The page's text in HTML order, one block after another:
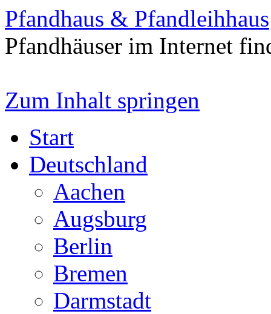
Pfandhaus & Pfandleihhaus
Pfandhäuser im Internet
Zum Inhalt springen
Start
Deutschland
Aachen
Augsburg
Berlin
Bremen
Darmstadt